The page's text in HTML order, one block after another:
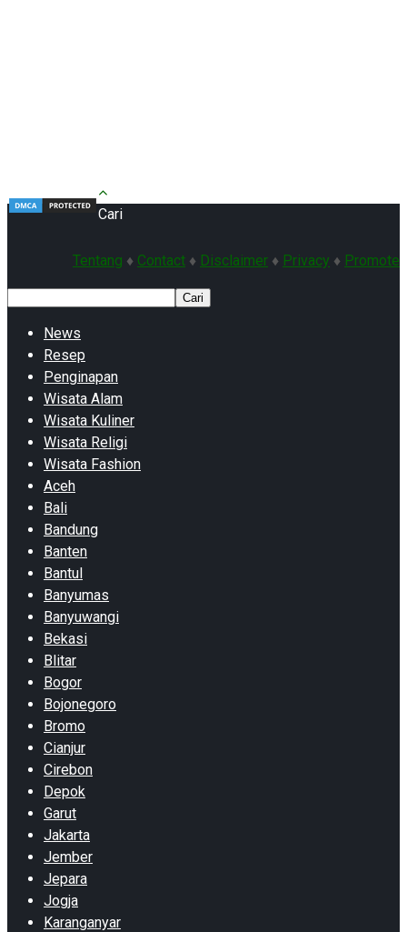
Tentang ♦ Contact ♦ Disclaimer ♦ Privacy ♦ Promote
Cari
Cari
News
Resep
Penginapan
Wisata Alam
Wisata Kuliner
Wisata Religi
Wisata Fashion
Aceh
Bali
Bandung
Banten
Bantul
Banyumas
Banyuwangi
Bekasi
Blitar
Bogor
Bojonegoro
Bromo
Cianjur
Cirebon
Depok
Garut
Jakarta
Jember
Jepara
Jogja
Karanganyar